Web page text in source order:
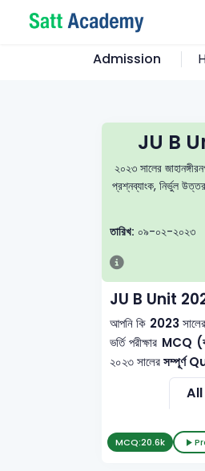
Admission
JU B
২০২৩ সালের
প্রশ্নব্যাংক, নির্ভুল
তারিখ: ০৯-০২-২০২৩
JU B Unit
আপনি কি 2023
ভর্তি পরীক্ষার MCQ
২০২৩ সালেরসম্পূর্ণ
All
MCQ:20.6k